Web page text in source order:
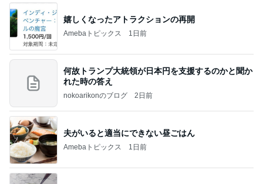
嬉しくなったアトラクションの再開
Amebaトピックス 1日前
何故トランプ大統領が日本円を支援するのかと聞か
れた時の答え
nokoarikonのブログ 2日前
夫がいると適当にできない昼ごはん
Amebaトピックス 1日前